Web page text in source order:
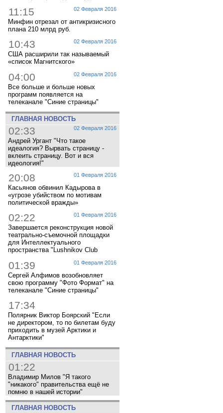
02 Февраля 2016
11:15
Минфин отрезал от антикризисного
плана 210 млрд руб.
02 Февраля 2016
10:43
США расширили так называемый
«список Магнитского»
02 Февраля 2016
04:00
Все больше и больше новых
программ появляется на
телеканале "Синие страницы"
ГЛАВНАЯ НОВОСТЬ
02 Февраля 2016
02:33
Андрей Ургант "Что такое
идеалогия? Вырвать страницу -
вклеить страницу. Вот и вся
идеология!"
01 Февраля 2016
20:08
Касьянов обвинил Кадырова в
«угрозе убийством по мотивам
политической вражды»
01 Февраля 2016
02:22
Завершается реконструкция новой
театрально-съемочной площадки
для Интеллектуального
пространства "Lushnikov Club
01 Февраля 2016
01:39
Сергей Алфимов возобновляет
свою программу "Фото Формат" на
телеканале "Синие страницы"
17:34
Полярник Виктор Боярский "Если
не директором, то по билетам буду
приходить в музей Арктики и
Антарктики"
ГЛАВНАЯ НОВОСТЬ
01:22
Владимир Милов "Я такого
"никакого" правительства ещё не
помню в нашей истории"
ГЛАВНАЯ НОВОСТЬ